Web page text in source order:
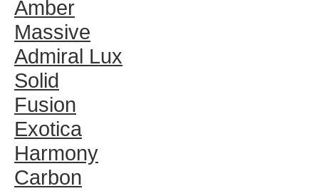
Amber
Massive
Admiral Lux
Solid
Fusion
Exotica
Harmony
Carbon